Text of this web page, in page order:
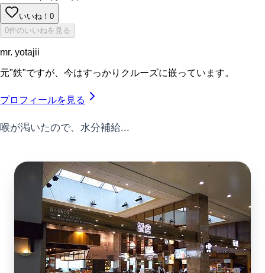
いいね！ 0
0件のいいねを見る
mr. yotajii
元"鉄"ですが、今はすっかりクルーズに嵌っています。
プロフィールを見る
喉が渇いたので、水分補給...